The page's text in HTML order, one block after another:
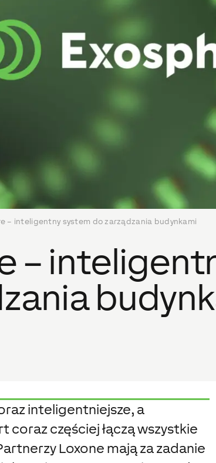
– inteligentny system do zarządzania budynkami
–
inteligentniejsze, a
coraz częściej łączą wszystkie
Loxone mają za zadanie